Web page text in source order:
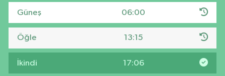
Güneş 06:00
Öğle 13:15
İkindi 17:06